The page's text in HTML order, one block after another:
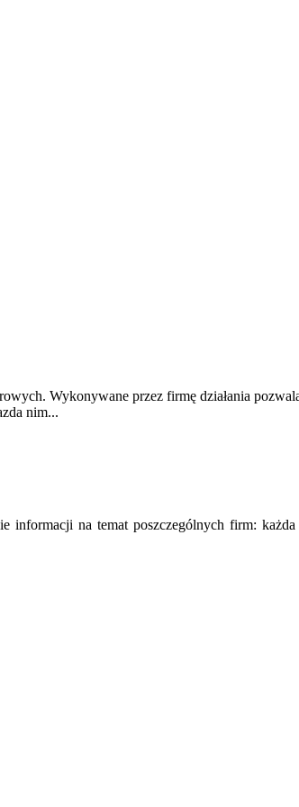
Wykonywane przez firmę działania
nim...
na temat poszczególnych firm: każda